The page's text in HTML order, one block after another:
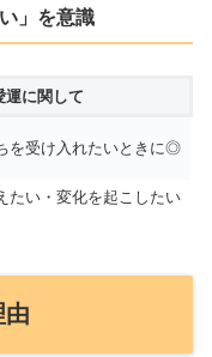
」を意識
運に関して
を受け入れたいときに◎
たい・変化を起こしたい
由